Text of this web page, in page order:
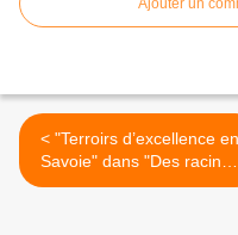
Ajouter un
< "Terroirs d’excellence en
Savoie" dans "Des racines
et des ailes" sur France 3